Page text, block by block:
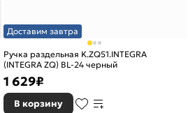
Доставим завтра
Ручка раздельная K.ZQ51.INTEGRA
(INTEGRA ZQ) BL-24 черный
1 629₽
В корзину